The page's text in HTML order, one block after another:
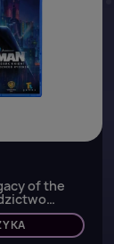
of the
- PS5